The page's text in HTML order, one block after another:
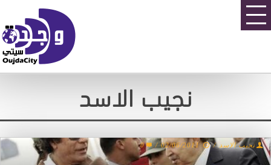
نجيب الاسد
نجيب الاسد /
02/06/2011
/
0